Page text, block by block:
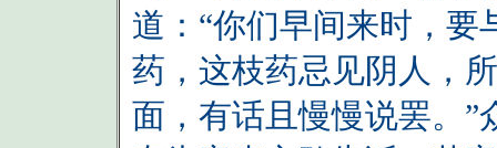
道：“你们早间来时，
药，这枝药忌见阴人，
面，有话且慢慢说罢。”